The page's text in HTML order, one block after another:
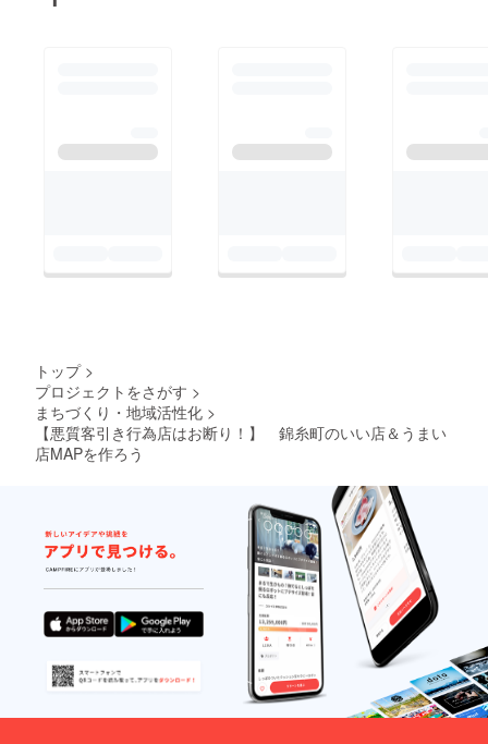
きが・・・ これでは
す。 けど、今回の
マップは「このお店は
客引きしないお店なん
出来るはずです。残り
日数が少なくなってき
ましたが引き続きのご
支援よろしくお願いい
たします！
トップ >
プロジェクトをさがす >
まちづくり・地域活性化 >
【悪質客引き行為店はお断り！】 錦糸町のいい店＆うまい
店MAPを作ろう